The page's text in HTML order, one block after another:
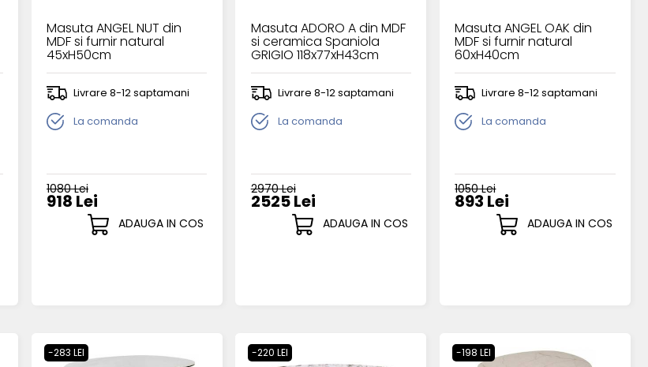
Masuta ANGEL NUT din
MDF si furnir natural
45xH50cm
Livrare 8-12 saptamani
La comanda
1080 Lei
918 Lei
ADAUGA IN COS
Masuta ADORO A din MDF
si ceramica Spaniola
GRIGIO 118x77xH43cm
Livrare 8-12 saptamani
La comanda
2970 Lei
2525 Lei
ADAUGA IN COS
Masuta ANGEL OAK din
MDF si furnir natural
60xH40cm
Livrare 8-12 saptamani
La comanda
1050 Lei
893 Lei
ADAUGA IN COS
-283 LEI -220 LEI -198 LEI